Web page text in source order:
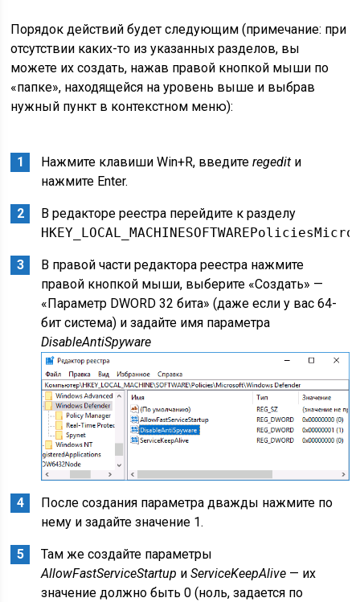
Порядок действий будет следующим (примечание: при
отсутствии каких-то из указанных разделов, вы
можете их создать, нажав правой кнопкой мыши по
«папке», находящейся на уровень выше и выбрав
нужный пункт в контекстном меню):
Нажмите клавиши Win+R, введитеregedit и
нажмите Enter.
В редакторе реестра перейдите к разделу
В правой части редактора реестра нажмите
правой кнопкой мыши, выберите «Создать» —
«Параметр DWORD 32 бита» (даже если у вас 64-
бит система) и задайте имя параметра
DisableAntiSpyware
После создания параметра дважды нажмите по
нему и задайте значение 1.
Там же создайте параметры
AllowFastServiceStartup иServiceKeepAlive — их
значение должно быть 0 (ноль, задается по